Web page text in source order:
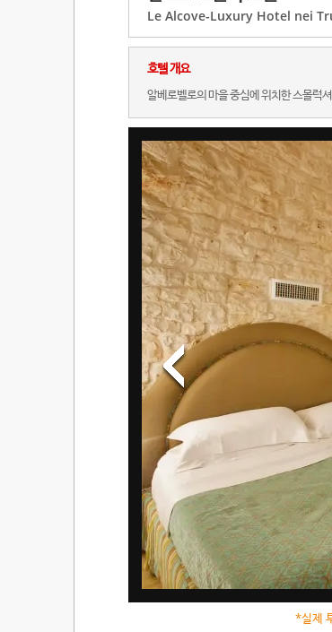
Le Alcove-Luxury Hotel nei
호텔 개요
알베로벨로의 마을 중심에 위치한 스몰럭
*실제